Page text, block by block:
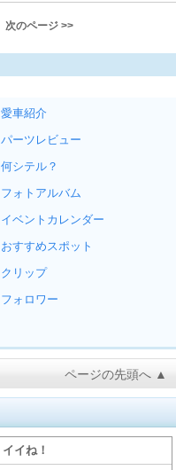
次のページ >>
愛車紹介
パーツレビュー
何シテル？
フォトアルバム
イベントカレンダー
おすすめスポット
クリップ
フォロワー
ページの先頭へ ▲
イイね！